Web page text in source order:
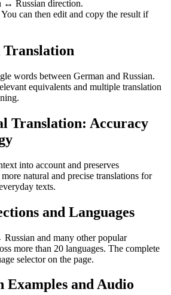
↔ Russian direction.
can then edit and copy the result if
words between German and Russian.
equivalents and multiple translation
Translation: Accuracy
into account and preserves
natural and precise translations for
texts.
and Languages
and many other popular
more than 20 languages. The complete
selector on the page.
and Audio